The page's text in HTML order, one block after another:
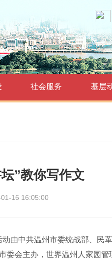
社会服务 基层
”教你写作文
16 16:05:00
中共温州市委统战部、民
会主办，世界温州人家园管